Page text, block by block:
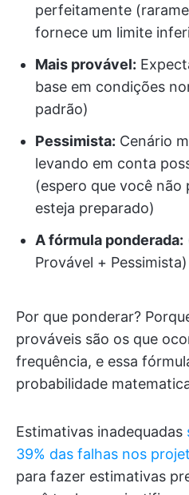
perfeitamente
fornece um limite
Mais provável:
base em condições
padrão)
Pessimista: Cenário
levando em conta
(espero que você não
esteja preparado)
A fórmula ponderada:
Provável +
Por que ponderar?
prováveis são os que
frequência, e essa
probabilidade
Estimativas inadequadas
39% das falhas nos
para fazer estimativas